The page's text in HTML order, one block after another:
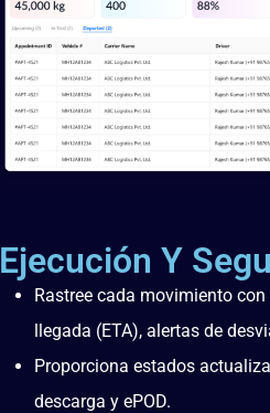
Ejecución Y
Rastree cada movimiento
llegada (ETA), alertas de
Proporciona estados
descarga y ePOD.